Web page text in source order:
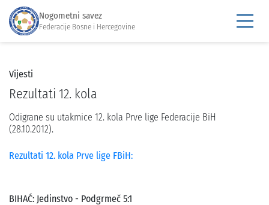
Nogometni savez
Federacije Bosne i Hercegovine
Vijesti
Rezultati 12. kola
Odigrane su utakmice 12. kola Prve lige Federacije BiH
(28.10.2012).
Rezultati 12. kola Prve lige FBiH:
BIHAĆ: Jedinstvo - Podgrmeč 5:1